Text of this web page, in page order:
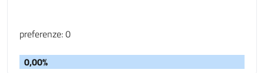
preferenze: 0
0,00%